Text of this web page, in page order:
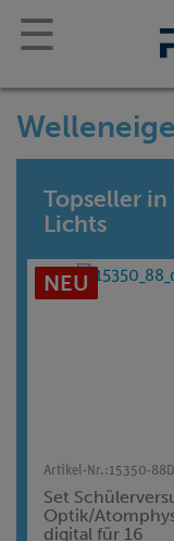
☰
Topseller
Lichts
NEU
Artikel-Nr.:15350-88D
Set
Optik/
digital für 16